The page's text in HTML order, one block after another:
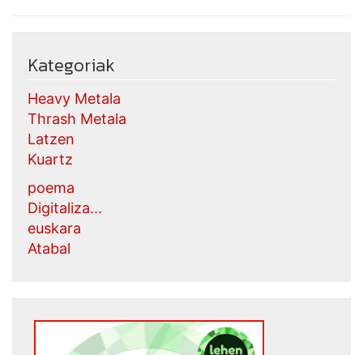
Kategoriak
Heavy Metala
Thrash Metala
Latzen
Kuartz
poema
Digitaliza...
euskara
Atabal